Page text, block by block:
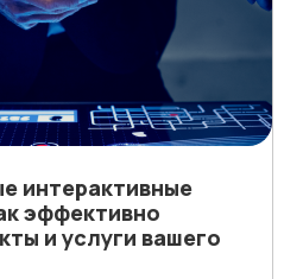
интерактивные
эффективно
и услуги вашего